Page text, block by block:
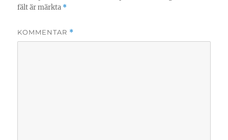
fält är märkta *
KOMMENTAR *